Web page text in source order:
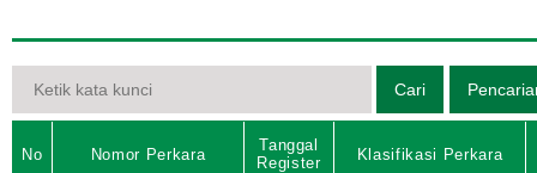
No Nomor Perkara
Tanggal
Register
Klasifikasi Perkara